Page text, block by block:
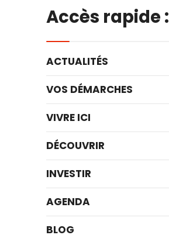
Accès rapide :
ACTUALITÉS
VOS DÉMARCHES
VIVRE ICI
DÉCOUVRIR
INVESTIR
AGENDA
BLOG